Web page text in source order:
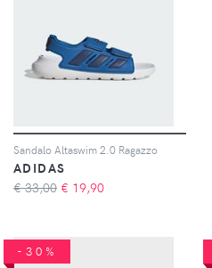
Sandalo Altaswim 2.0 Ragazzo
ADIDAS
€ 33,00 € 19,90
-30%